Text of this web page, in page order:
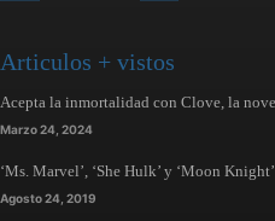
Articulos + vistos
Acepta la inmortalidad con Clove, la
Marzo 24, 2024
‘Ms. Marvel’, ‘She Hulk’ y ‘Moon
Agosto 24, 2019